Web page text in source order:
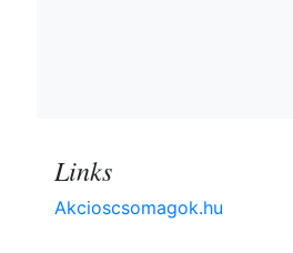
Links
Akcioscsomagok.hu